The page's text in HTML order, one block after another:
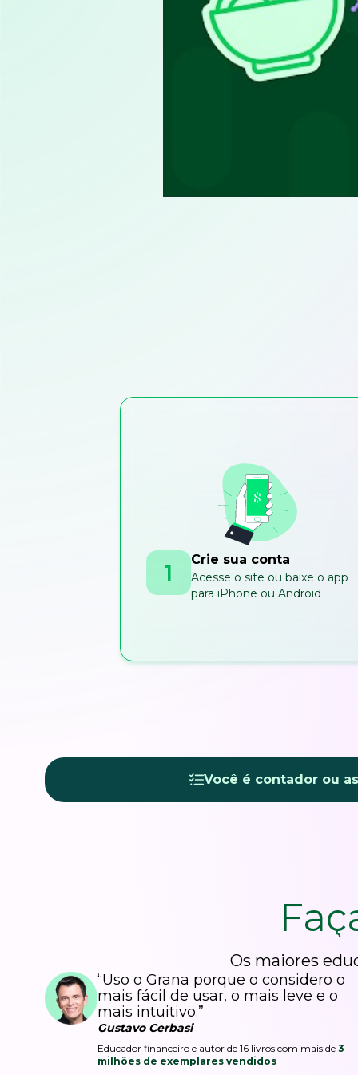
1 Crie sua conta
Acesse o site ou baixe o app
para iPhone ou Android
Você é contador ou
Os maiores
“Uso o Grana porque o considero o
mais fácil de usar, o mais leve e o
mais intuitivo.”
Gustavo Cerbasi
Educador financeiro e autor de 16 livros com mais de 3
milhões de exemplares vendidos